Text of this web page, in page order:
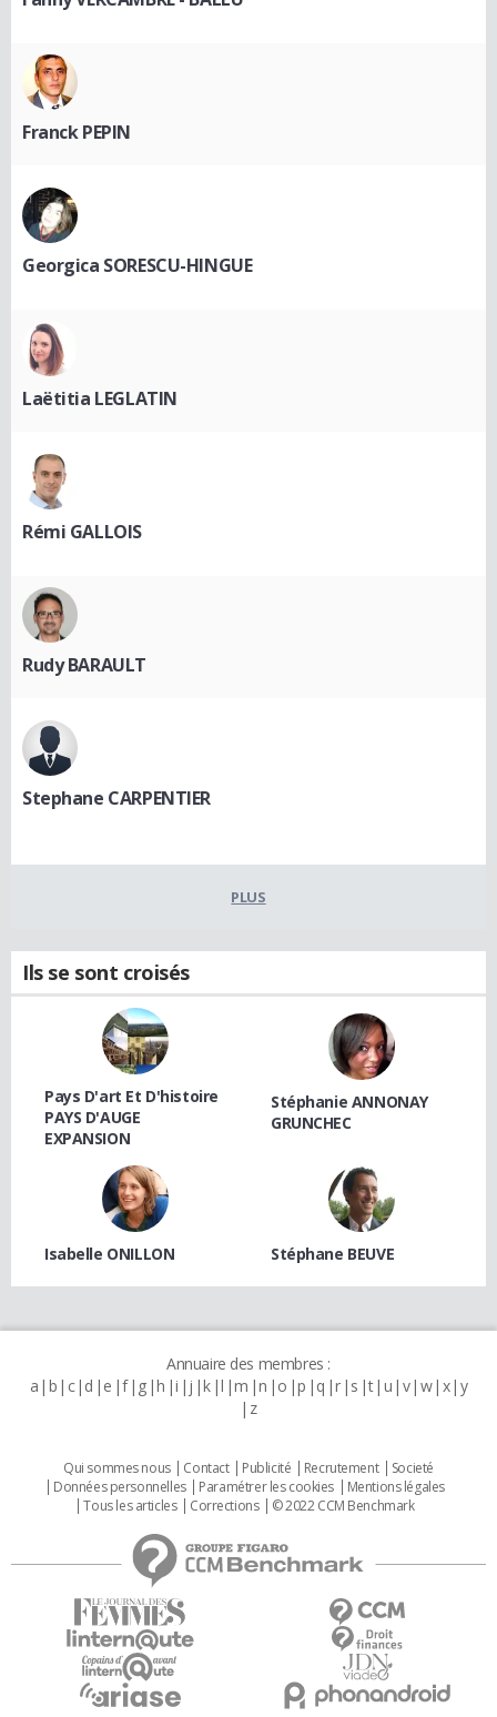
Franck PEPIN
Georgica SORESCU-HINGUE
Laëtitia LEGLATIN
Rémi GALLOIS
Rudy BARAULT
Stephane CARPENTIER
PLUS
Ils se sont croisés
Pays D'art Et D'histoire
PAYS D'AUGE
EXPANSION
Stéphanie ANNONAY
GRUNCHEC
Isabelle ONILLON Stéphane BEUVE
Annuaire des membres :
a b c d e f g h i j k l m n o p q r s t u v w x y
z
Qui sommes nous Contact Publicité Recrutement
Societé
Données personnelles
Paramétrer les cookies
Mentions légales
Tous les articles
Corrections © 2022 CCM Benchmark